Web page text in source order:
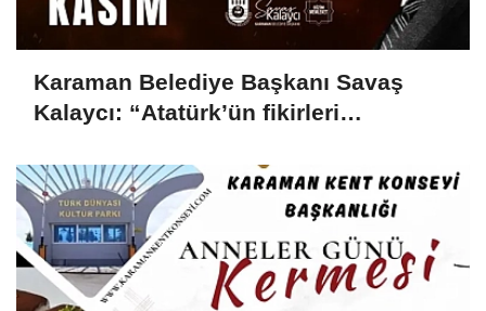
Karaman Belediye Başkanı Savaş
Kalaycı: “Atatürk’ün fikirleri
devam ediyor”